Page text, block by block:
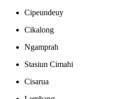
Cipeundeuy
Cikalong
Ngamprah
Stasiun Cimahi
Cisarua